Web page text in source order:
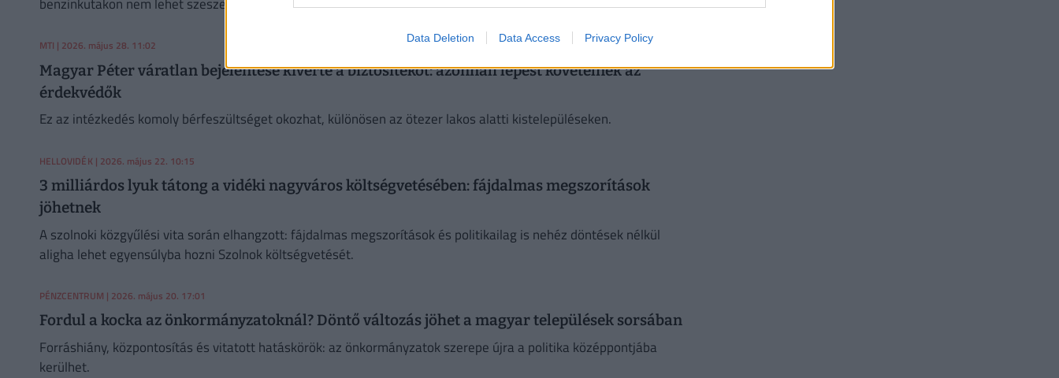
Data Deletion Data Access Privacy Policy
MTI | 2026. május 28. 11:02
Magyar Péter váratlan bejelentése kiverte a biztosítékot: azonnali lépést követelnek az
érdekvédők
Ez az intézkedés komoly bérfeszültséget okozhat, különösen az ötezer lakos alatti kistelepüléseken.
HELLOVIDÉK| 2026. május 22. 10:15
3 milliárdos lyuk tátong a vidéki nagyváros költségvetésében: fájdalmas megszorítások
jöhetnek
A szolnoki közgyűlési vita során elhangzott: fájdalmas megszorítások és politikailag is nehéz döntések nélkül
aligha lehet egyensúlyba hozni Szolnok költségvetését.
PÉNZCENTRUM | 2026. május 20. 17:01
Fordul a kocka az önkormányzatoknál? Döntő változás jöhet a magyar települések sorsában
Forráshiány, központosítás és vitatott hatáskörök: az önkormányzatok szerepe újra a politika középpontjába
kerülhet.